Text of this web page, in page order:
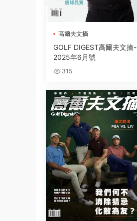
高爾夫文摘
GOLF DIGEST高爾夫文摘-
2025年6月號
315
繁體中文